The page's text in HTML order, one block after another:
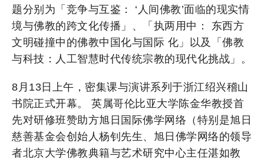
题分别为「竞争与互鉴： ‘人间佛教’面临的现实情
境与佛教的跨文化传播」、「执两用中： 东西方
文明碰撞中的佛教中国化与国际 化」以及「佛教
与科技：人工智慧时代传统宗教的现代化挑战」。
8月13日上午，密集课与演讲系列于浙江绍兴稽山
书院正式开幕。 英属哥伦比亚大学陈金华教授首
先对研修班赞助方旭日国际佛学网络（特别是旭日
慈善基金会创始人杨钊先生、旭日佛学网络的领导
者北京大学佛教典籍与艺术研究中心主任湛如教